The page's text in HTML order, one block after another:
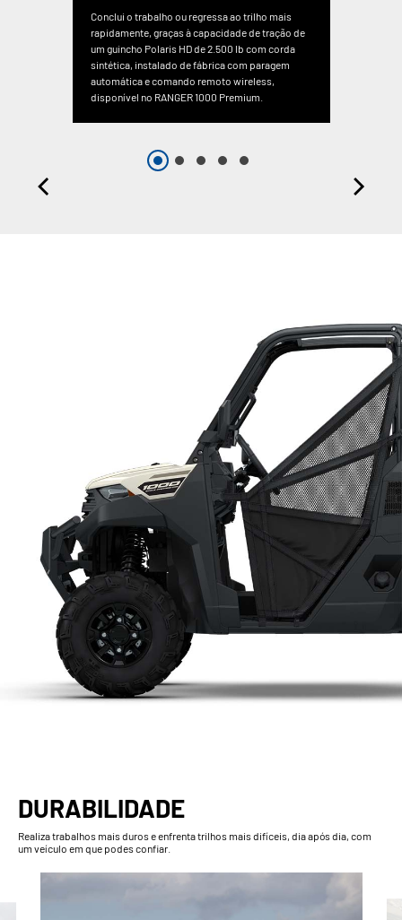
Conclui o trabalho ou regressa ao trilho mais
rapidamente, graças à capacidade de tração de
um guincho Polaris HD de 2.500 lb com corda
sintética, instalado de fábrica com paragem
automática e comando remoto wireless,
disponível no RANGER 1000 Premium.
DURABILIDADE
Realiza trabalhos mais duros e enfrenta trilhos mais difíceis, dia após dia, com
um veículo em que podes confiar.